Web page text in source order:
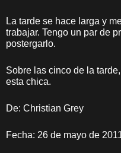
La tarde se hace larga y
trabajar. Tengo un par de
postergarlo.
Sobre las cinco de la
esta chica.
De: Christian Grey
Fecha: 26 de mayo de